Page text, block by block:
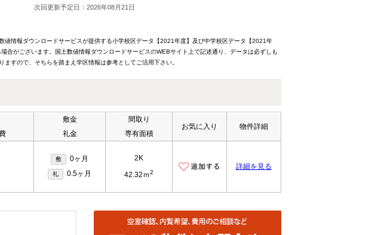
次回更新予定日：2026年08月21日
値情報ダウンロードサービスが提供する小学校区データ【2021年度】及び中学校区データ【2021年
合がございます。国土数値情報ダウンロードサービスのWEBサイト上で記述通り、データは必ずしも
すので、そちらを踏まえ学区情報は参考としてご活用下さい。
敷金
礼金
間取り
専有面積
お気に入り 物件詳細
敷 0ヶ月
礼 0.5ヶ月
2K
42.32ｍ2
詳細を見る